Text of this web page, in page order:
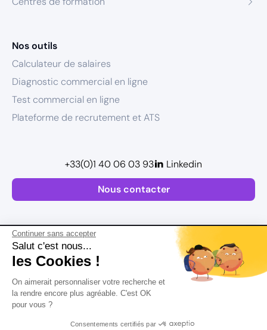
Continuer sans accepter
Salut c'est nous...
les Cookies !
On aimerait personnaliser votre recherche et
la rendre encore plus agréable. C'est OK
pour vous ?
Consentements certifiés par
Nos outils
Calculateur de salaires
Diagnostic commercial en ligne
Test commercial en ligne
Plateforme de recrutement et ATS
Nous contacter
+33(0)1 40 06 03 93 Linkedin
Plan de site
Mentions légales
Conditions Générales d’Utilisation